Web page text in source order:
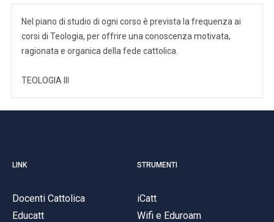
Nel piano di studio di ogni corso è prevista la frequenza ai
corsi di Teologia, per offrire una conoscenza motivata,
ragionata e organica della fede cattolica.
TEOLOGIA III
LINK
Docenti Cattolica
Educatt
STRUMENTI
iCatt
Wifi e Eduroam